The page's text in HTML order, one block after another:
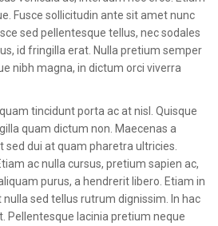
Fusce sollicitudin ante sit amet nunc
sed pellentesque tellus, nec sodales
id fringilla erat. Nulla pretium semper
nibh magna, in dictum orci viverra
tincidunt porta ac at nisl. Quisque
quam dictum non. Maecenas a
sed dui at quam pharetra ultricies.
ac nulla cursus, pretium sapien ac,
purus, a hendrerit libero. Etiam in
nulla sed tellus rutrum dignissim. In hac
Pellentesque lacinia pretium neque